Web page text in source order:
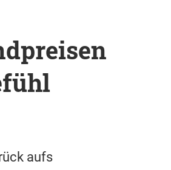
aufs